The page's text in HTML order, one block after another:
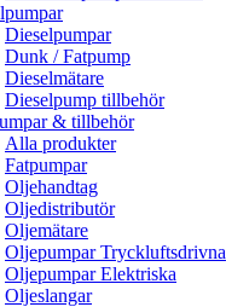
Dieselpumpar
Dunk / Fatpump
Dieselmätare
Dieselpump tillbehör
& tillbehör
Alla produkter
Fatpumpar
Oljehandtag
Oljedistributör
Oljemätare
Oljepumpar Tryckluftsdrivna
Oljepumpar Elektriska
Oljeslangar